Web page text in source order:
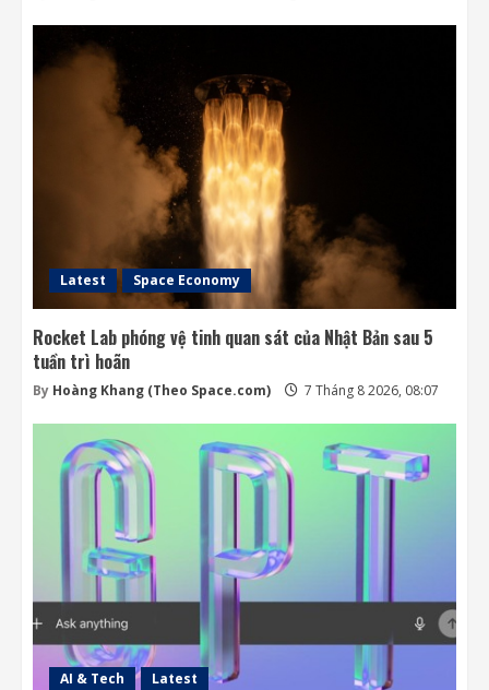
Latest Space Economy
Rocket Lab phóng vệ tinh quan sát của Nhật Bản sau 5
tuần trì hoãn
By Hoàng Khang (Theo Space.com) 7 Tháng 8 2026, 08:07
AI & Tech Latest